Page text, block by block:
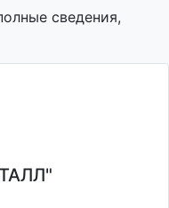
сведения,